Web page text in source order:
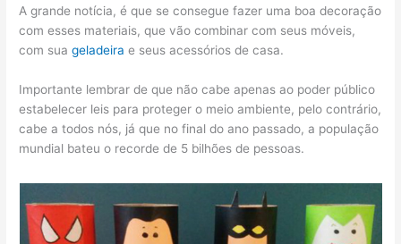
A grande notícia, é que se consegue fazer uma boa decoração
com esses materiais, que vão combinar com seus móveis,
com suageladeira e seus acessórios de casa.
Importante lembrar de que não cabe apenas ao poder público
estabelecer leis para proteger o meio ambiente, pelo contrário,
cabe a todos nós, já que no final do ano passado, a população
mundial bateu o recorde de 5 bilhões de pessoas.